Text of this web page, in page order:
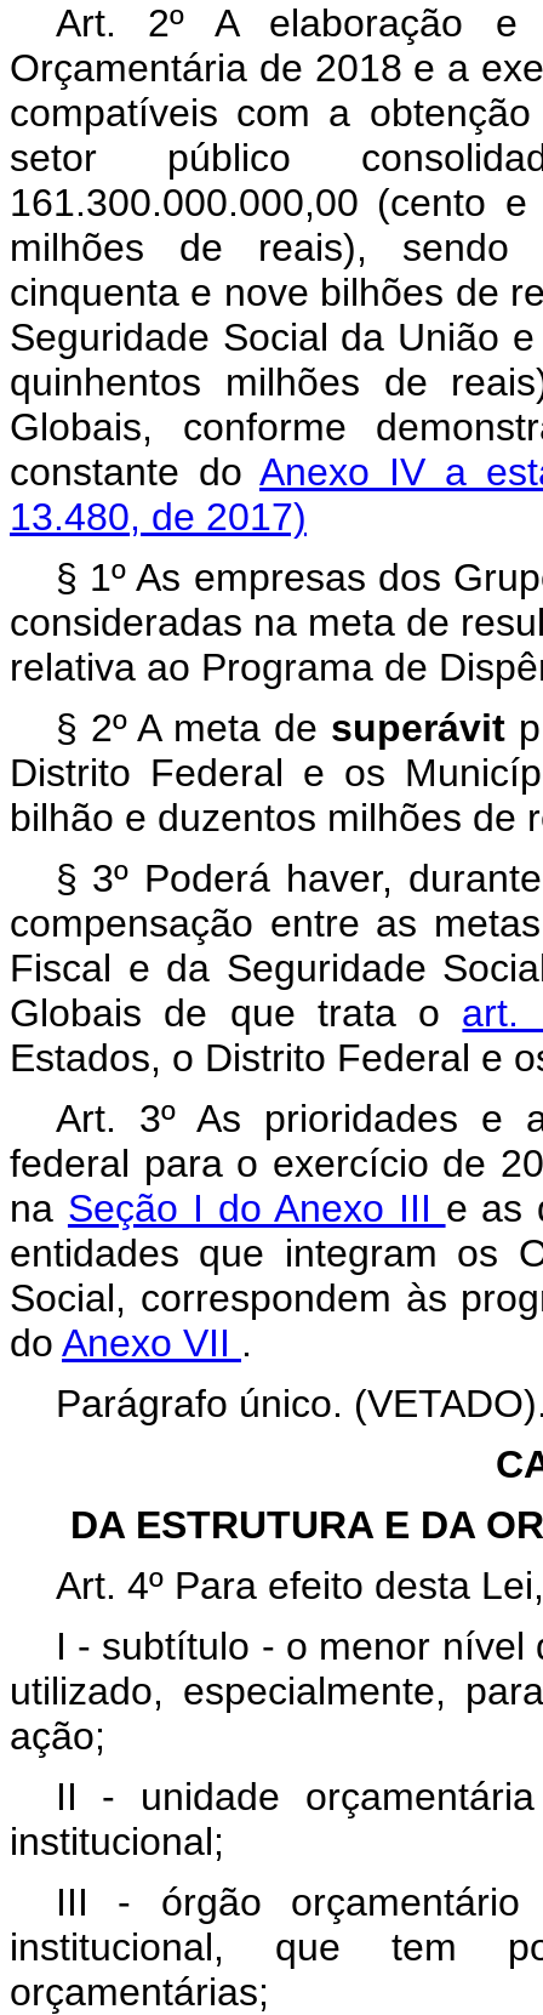
Art. 2º A elaboração
Orçamentária de 2018 e a
compatíveis com a
setor público
161.300.000.000,00 (cento
milhões de reais), sendo
cinquenta e nove bilhões de
Seguridade Social da União
quinhentos milhões de
Globais, conforme
constante do Anexo IV a
13.480, de 2017)
§ 1º As empresas dos
consideradas na meta de
relativa ao Programa de
§ 2º A meta de superávit
Distrito Federal e os
bilhão e duzentos milhões de
§ 3º Poderá haver,
compensação entre as
Fiscal e da Seguridade
Globais de que trata o
Estados, o Distrito Federal e
Art. 3º As prioridades e
federal para o exercício de
na Seção I do Anexo III e as
entidades que integram os
Social, correspondem às
do Anexo VII .
Parágrafo único.
DA ESTRUTURA E DA
Art. 4º Para efeito desta
I - subtítulo - o menor nível
utilizado, especialmente,
ação;
II - unidade
institucional;
III - órgão
institucional, que tem
orçamentárias;